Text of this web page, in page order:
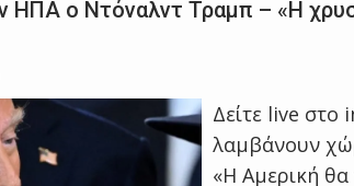
ΗΠΑ ο Ντόναλντ Τραμπ – «Η
Δείτε live στο
λαμβάνουν
«Η Αμερική θα